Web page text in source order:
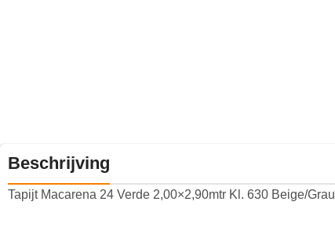
Beschrijving
Tapijt Macarena 24 Verde 2,00×2,90mtr Kl. 630 Beige/Grau